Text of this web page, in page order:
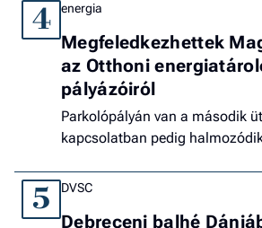
4 energia
Megfeledkezhettek
az Otthoni
pályázóiról
Parkolópályán van a második
kapcsolatban pedig
5 DVSC
Debreceni balhé